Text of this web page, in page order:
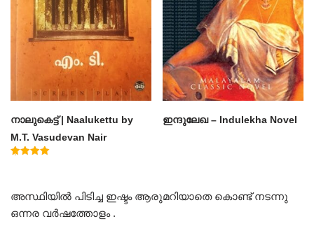
നാലുകെട്ട് | Naalukettu by
M.T. Vasudevan Nair
ഇന്ദുലേഖ – Indulekha Novel
അസ്ഥിയിൽ പിടിച്ച ഇഷ്ടം ആരുമറിയാതെ കൊണ്ട് നടന്നു
ഒന്നര വർഷത്തോളം .